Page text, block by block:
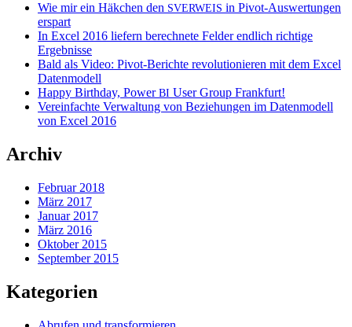
Wie mir ein Häkchen den SVERWEIS in Pivot-Auswertungen
erspart
In Excel 2016 liefern berechnete Felder endlich richtige
Ergebnisse
Bald als Video: Pivot-Berichte revolutionieren mit dem Excel
Datenmodell
Happy Birthday, PowerBI User Group Frankfurt!
Vereinfachte Verwaltung von Beziehungen im Datenmodell
von Excel 2016
Archiv
Februar 2018
März 2017
Januar 2017
März 2016
Oktober 2015
September 2015
Kategorien